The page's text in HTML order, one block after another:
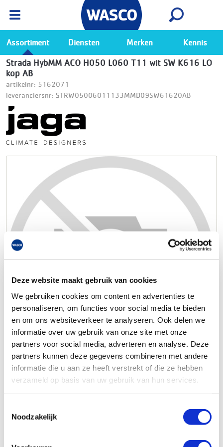
Deze website maakt gebruik van cookies
We gebruiken cookies om content en advertenties te
personaliseren, om functies voor social media te bieden
en om ons websiteverkeer te analyseren. Ook delen we
informatie over uw gebruik van onze site met onze
partners voor social media, adverteren en analyse. Deze
partners kunnen deze gegevens combineren met andere
informatie die u aan ze heeft verstrekt of die ze hebben
verzameld op basis van uw gebruik van hun services.
Noodzakelijk
Ga naar de Wasco app
Bekijk
Assortiment Diensten Merken Kennis
Strada HybMM ACO H050 L060 T11 wit SW K616 LO
kop AB
artikelnr: 5162071
leveranciersnr: STRW05006011133MMD09SW61620AB